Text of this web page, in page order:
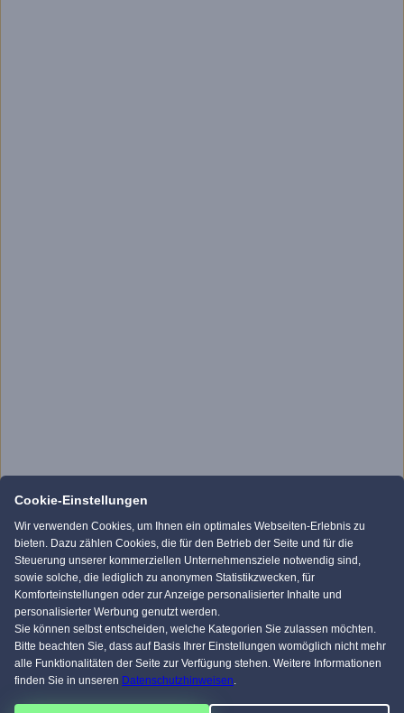
Cookie-Einstellungen
Wir verwenden Cookies, um Ihnen ein optimales Webseiten-Erlebnis zu
bieten. Dazu zählen Cookies, die für den Betrieb der Seite und für die
Steuerung unserer kommerziellen Unternehmensziele notwendig sind,
sowie solche, die lediglich zu anonymen Statistikzwecken, für
Komforteinstellungen oder zur Anzeige personalisierter Inhalte und
personalisierter Werbung genutzt werden.
Sie können selbst entscheiden, welche Kategorien Sie zulassen möchten.
Bitte beachten Sie, dass auf Basis Ihrer Einstellungen womöglich nicht mehr
alle Funktionalitäten der Seite zur Verfügung stehen. Weitere Informationen
finden Sie in unseren Datenschutzhinweisen.